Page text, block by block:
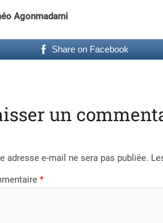
Agonmadami
Share on Facebook
un
adresse e-mail ne sera pas publiée.
*